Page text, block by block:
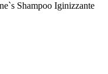
Shampoo Iginizzante